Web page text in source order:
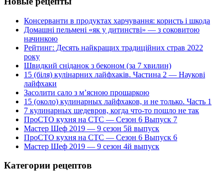
Консерванти в продуктах харчування: користь і шкода
Домашні пельмені «як у дитинстві» — з соковитою
начинкою
Рейтинг: Десять найкращих традиційних страв 2022
року
Швидкий сніданок з беконом (за 7 хвилин)
15 (біля) кулінарних лайфхаків. Частина 2 — Наукові
лайфхаки
Засолити сало з м’ясною прошаркою
15 (около) кулинарных лайфхаков, и не только. Часть 1
7 кулинарных шедевров, когда что-то пошло не так
ПроСТО кухня на СТС — Сезон 6 Выпуск 7
Мастер Шеф 2019 — 9 сезон 5й выпуск
ПроСТО кухня на СТС — Сезон 6 Выпуск 6
Мастер Шеф 2019 — 9 сезон 4й выпуск
Категории рецептов